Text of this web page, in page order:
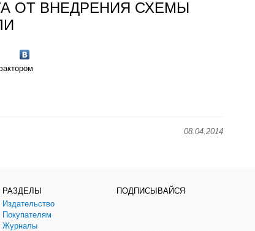
ОТ ВНЕДРЕНИЯ СХЕМЫ
08.04.2014
РАЗДЕЛЫ
Издательство
Покупателям
Журналы
ПОДПИСЫВАЙСЯ